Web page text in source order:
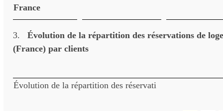
France
3. Évolution de la répartition des réservations de
(France) par clients
Évolution de la répartition des réservati